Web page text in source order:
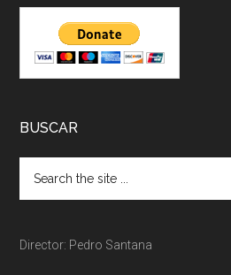
BUSCAR
Director: Pedro Santana